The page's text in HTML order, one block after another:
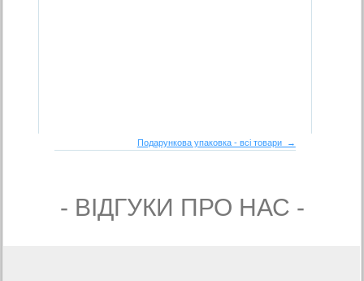
Подарункова упаковка - всі товари →
- ВIДГУКИ ПРО НАС -